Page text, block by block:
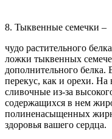
8. Тыквенные семечки –
чудо растительного
ложки тыквенных
дополнительного белка.
перекус, как и орехи. На
сливочные из-за
содержащихся в нем
полиненасыщенных
здоровья вашего сердца.